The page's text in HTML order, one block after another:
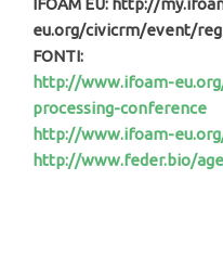
eu.org/civicrm/event/
FONTI:
http://www.ifoam-
processing-conference
http://www.ifoam-
http://www.feder.bio/